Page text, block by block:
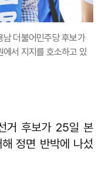
남 더불어민주당 후보가
서 지지를 호소하고 있
거 후보가 25일 본
정면 반박에 나섰